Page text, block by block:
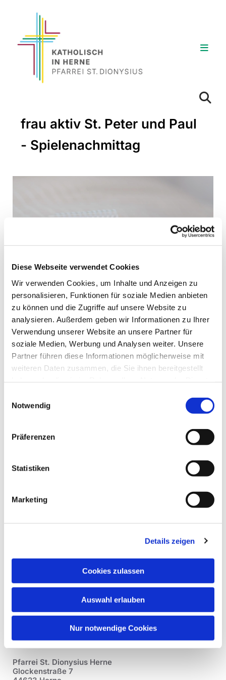
Diese Webseite verwendet Cookies
Wir verwenden Cookies, um Inhalte und Anzeigen zu
personalisieren, Funktionen für soziale Medien anbieten
zu können und die Zugriffe auf unsere Website zu
analysieren. Außerdem geben wir Informationen zu Ihrer
Verwendung unserer Website an unsere Partner für
soziale Medien, Werbung und Analysen weiter. Unsere
Partner führen diese Informationen möglicherweise mit
weiteren Daten zusammen, die Sie ihnen bereitgestellt
Notwendig
Präferenzen
Statistiken
Marketing
Details zeigen
Cookies zulassen
Auswahl erlauben
Nur notwendige Cookies
frau aktiv St. Peter und Paul
- Spielenachmittag
Donnerstag, 11. Februar 2027,
14:30 Uhr
TMH, Widumer Str. 23 a, 44627
Pfarrei St. Dionysius Herne
Glockenstraße 7